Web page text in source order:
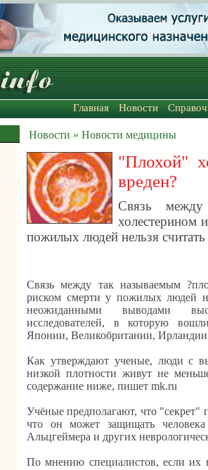
Главная Новости
Новости » Новости медицины
"Плохой"
вреден?
Связь
холестерином
пожилых людей нельзя
Связь между так называемым
риском смерти у пожилых людей
неожиданными выводами
исследователей, в которую
Японии, Великобритании,
Как утверждают ученые, люди с
низкой плотности живут не
содержание ниже, пишет mk.ru
Учёные предполагают, что "секрет"
что он может защищать
Альцгеймера и других
По мнению специалистов, если их